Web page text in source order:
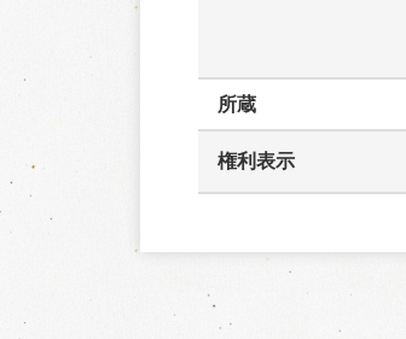
所蔵
権利表示